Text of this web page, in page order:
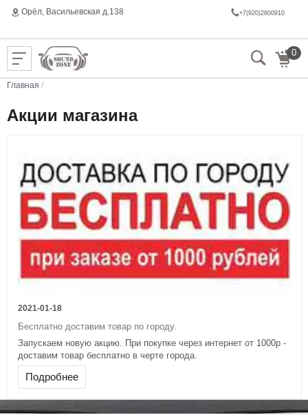
Орёл, Васильeвская д.138 +7(920)2800910
0
Главная /
Акции магазина
2021-01-18
Бесплатно доставим товар по городу.
Запускаем новую акцию. При покупке через интернет от 1000р -
доставим товар бесплатно в черте города.
Доставка осуществляется либо через такс
Подробнее